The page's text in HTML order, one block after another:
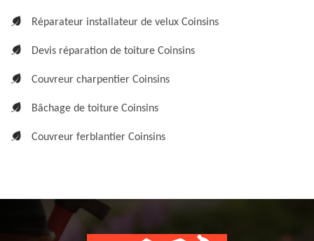
Réparateur installateur de velux Coinsins
Devis réparation de toiture Coinsins
Couvreur charpentier Coinsins
Bâchage de toiture Coinsins
Couvreur ferblantier Coinsins